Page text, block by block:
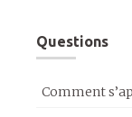
Questions
Comment